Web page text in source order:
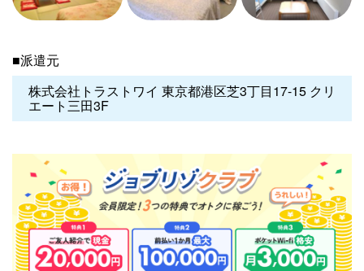
■派遣元
株式会社トラストワイ 東京都港区芝3丁目17-15 クリ
エート三田3F